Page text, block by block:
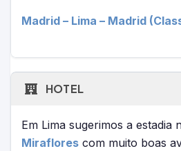
Madrid – Lima – Madrid
HOTEL
Em Lima sugerimos a estadia
Miraflores com muito boas